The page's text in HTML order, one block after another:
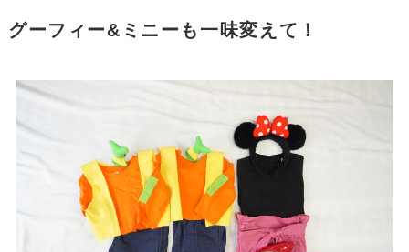
グーフィー&ミニーも一味変えて！